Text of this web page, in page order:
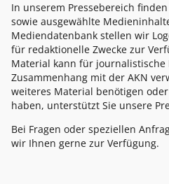
In unserem Pressebereich
sowie ausgewählte
Mediendatenbank stellen wir
für redaktionelle Zwecke zur
Material kann für
Zusammenhang mit der AKN
weiteres Material benötigen
haben, unterstützt Sie unsere
Bei Fragen oder speziellen
wir Ihnen gerne zur Verfügung.